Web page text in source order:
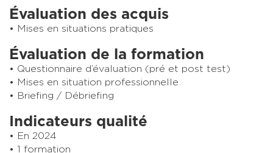
Évaluation des acquis
Mises en situations pratiques
Évaluation de la formation
Questionnaire d’évaluation (pré et post test)
Mises en situation professionnelle
Briefing / Débriefing
Indicateurs qualité
En 2024
1 formation